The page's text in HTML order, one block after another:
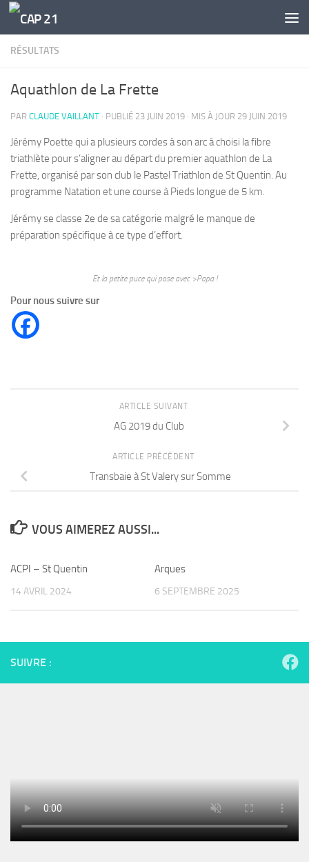
Skip to content
RÉSULTATS
Aquathlon de La Frette
PAR CLAUDE VAILLANT · PUBLIÉ 23 JUIN 2019 · MIS À JOUR 29 JUIN 2019
Jérémy Poette qui a plusieurs cordes à son arc à choisi la fibre
triathlète pour s’aligner au départ du premier aquathlon de La
Frette, organisé par son club le Pastel Triathlon de St Quentin. Au
programme Natation et une course à Pieds longue de 5 km.
Jérémy se classe 2e de sa catégorie malgré le manque de
préparation spécifique à ce type d’effort.
Et la petite puce qui pose avec >Papa !
Pour nous suivre sur
ARTICLE SUIVANT
AG 2019 du Club
ARTICLE PRÉCÉDENT
Transbaie à St Valery sur Somme
VOUS AIMEREZ AUSSI...
ACPI – St Quentin
14 AVRIL 2024
Arques
6 SEPTEMBRE 2025
SUIVRE :